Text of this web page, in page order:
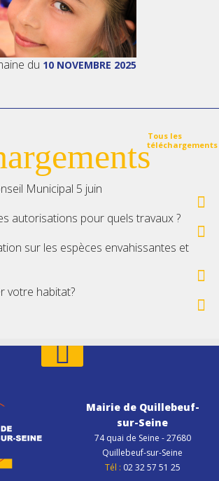
du 10 NOVEMBRE 2025
Tous les
téléchargements
Municipal 5 juin
autorisations pour quels travaux ?
sur les espèces envahissantes et
votre habitat?
Mairie de Quillebeuf-
sur-Seine
74 quai de Seine - 27680
Quillebeuf-sur-Seine
Tél : 02 32 57 51 25